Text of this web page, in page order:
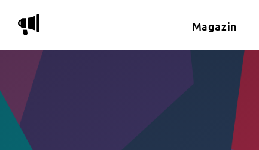
m Magazin